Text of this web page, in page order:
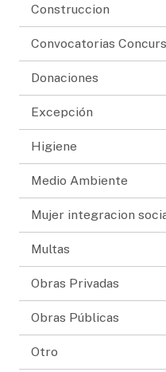
Construccion
Convocatorias
Donaciones
Excepción
Higiene
Medio Ambiente
Mujer integracion
Multas
Obras Privadas
Obras Públicas
Otro